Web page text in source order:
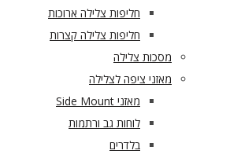
חליפות צלילה ארוכות
חליפות צלילה קצרות
מסכות צלילה
מאזני ציפה לצלילה
מאזני Side Mount
לוחות גב ורתמות
בלדרים